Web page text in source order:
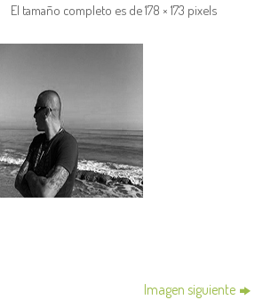
El tamaño completo es de178 × 173 pixels
Imagen siguiente